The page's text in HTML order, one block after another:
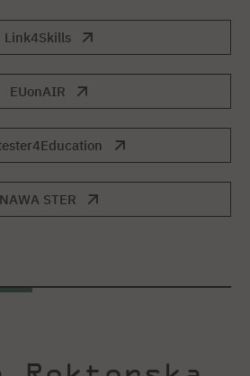
Link4Skills
EUonAIR
NAWA STER